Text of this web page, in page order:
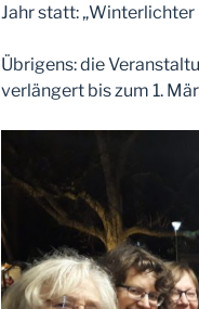
Jahr statt: „Winterlichter
Übrigens: die
verlängert bis zum 1.